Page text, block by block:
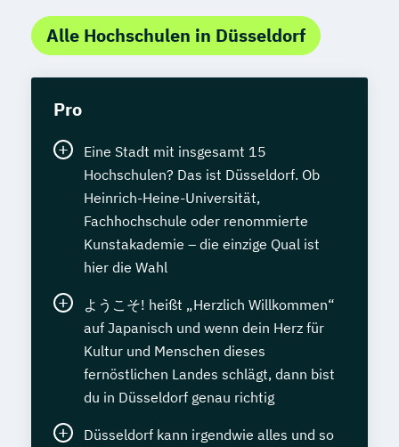
Tierheilpraktiker + Veterinär-Akupunktur
für Kleintiere
Tierheilpraktiker + Veterinär-
Heilpflanzenkunde
Tierheilpraktiker/-in mit zusätzlicher
Fachrichtung "Tierernährungsberater"
Traumafachberater/-in
Veterinärakupunktur für Kleintiere
Veterinärakupunktur für Kleintiere und
Pferde
Veterinärakupunktur für Pferde
Veterinärheilpflanzenkunde
Alle Hochschulen in Düsseldorf
Pro
Eine Stadt mit insgesamt 15
Hochschulen? Das ist Düsseldorf. Ob
Heinrich-Heine-Universität,
Fachhochschule oder renommierte
Kunstakademie – die einzige Qual ist
hier die Wahl
ようこそ! heißt „Herzlich Willkommen“
auf Japanisch und wenn dein Herz für
Kultur und Menschen dieses
fernöstlichen Landes schlägt, dann bist
du in Düsseldorf genau richtig
Düsseldorf kann irgendwie alles und so